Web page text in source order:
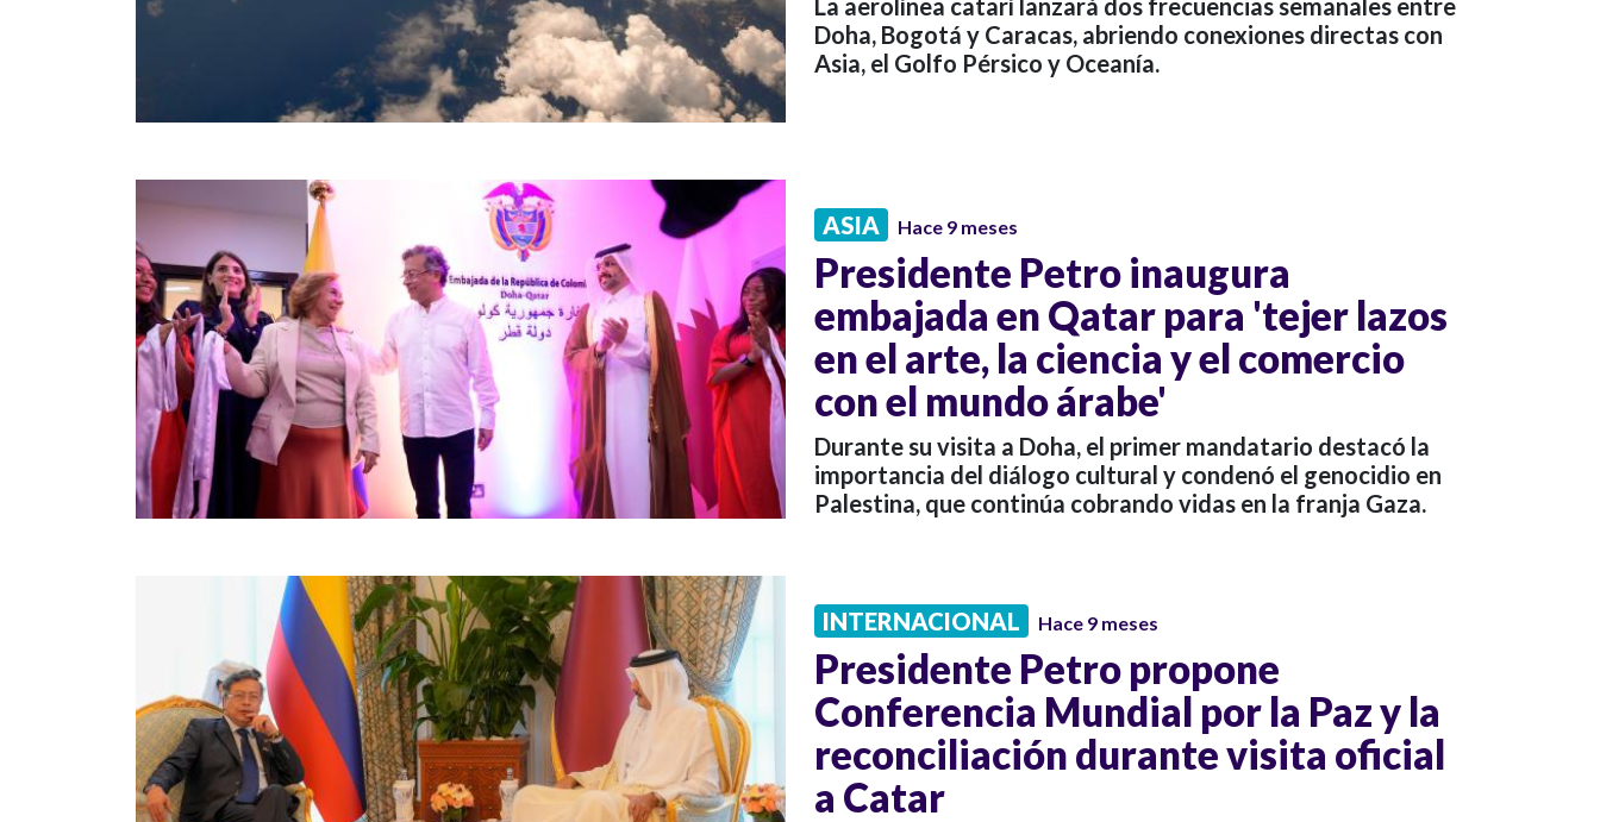
La aerolínea catarí lanzará dos frecuencias semanales entre
Doha, Bogotá y Caracas, abriendo conexiones directas con
Asia, el Golfo Pérsico y Oceanía.
ASIA Hace 9 meses
Presidente Petro inaugura
embajada en Qatar para 'tejer lazos
en el arte, la ciencia y el comercio
con el mundo árabe'
Durante su visita a Doha, el primer mandatario destacó la
importancia del diálogo cultural y condenó el genocidio en
Palestina, que continúa cobrando vidas en la franja Gaza.
INTERNACIONAL Hace 9 meses
Presidente Petro propone
Conferencia Mundial por la Paz y la
reconciliación durante visita oficial
a Catar